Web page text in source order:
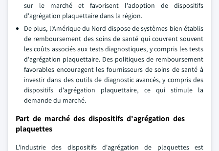
sur le marché et favorisent l'adoption de dispositifs
d'agrégation plaquettaire dans la région.
De plus, l'Amérique du Nord dispose de systèmes bien établis
de remboursement des soins de santé qui couvrent souvent
les coûts associés aux tests diagnostiques, y compris les tests
d'agrégation plaquettaire. Des politiques de remboursement
favorables encouragent les fournisseurs de soins de santé à
investir dans des outils de diagnostic avancés, y compris des
dispositifs d'agrégation plaquettaire, ce qui stimule la
demande du marché.
Part de marché des dispositifs d'agrégation des
plaquettes
L'industrie des dispositifs d'agrégation de plaquettes est